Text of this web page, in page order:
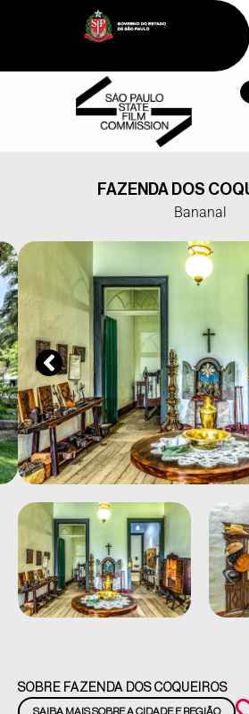
FAZENDA DOS
Bananal
SOBRE FAZENDA DOS COQUEIROS
SAIBA MAIS SOBRE A CIDADE E REGIÃO